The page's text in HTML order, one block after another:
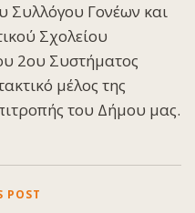
Συλλόγου Γονέων και
Σχολείου
2ου Συστήματος
μέλος της
του Δήμου μας.
POST